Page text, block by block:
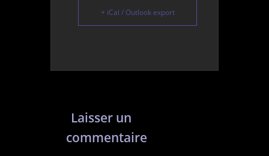
+ iCal / Outlook export
Laisser un
commentaire